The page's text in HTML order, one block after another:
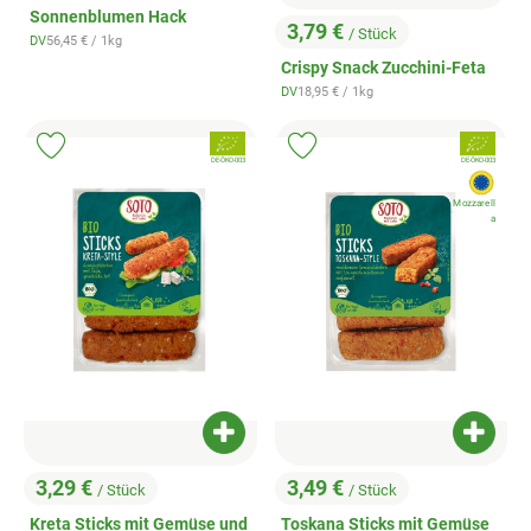
Sonnenblumen Hack
, Herkunft:
DV, Referenzpreis:
56,45 € / 1kg , Preis:
3,79 € / Stück
Crispy Snack Zucchini-Feta
, Herkunft:
DV, Referenzpreis:
18,95 € / 1kg
, Preis:
3,29 € / Stück
Kreta Sticks mit Gemüse und
Produkt zum Warenkorb hinzufügen
, Verband:
, Kontrollstelle:
DE-ÖKO-003
Produkt zu Favouriten hinzufügen
, Preis:
3,49 € / Stück
Toskana Sticks mit Gemüse
, Verband:
, Kontrollstelle:
DE-ÖKO-003
, EU
Mozzarell
a
Produkt zu Favouriten hinzufügen